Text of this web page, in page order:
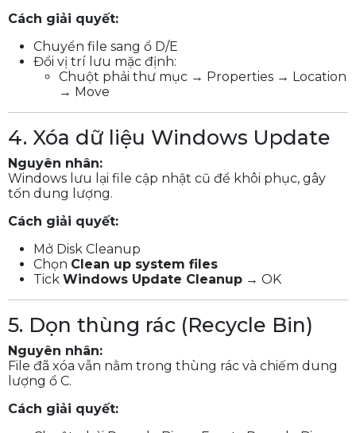
Cách giải quyết:
Chuyển file sang ổ D/E
Đổi vị trí lưu mặc định:
Chuột phải thư mục → Properties → Location
→ Move
4. Xóa dữ liệu Windows Update
Nguyên nhân:
Windows lưu lại file cập nhật cũ để khôi phục, gây
tốn dung lượng.
Cách giải quyết:
Mở Disk Cleanup
Chọn Clean up system files
Tick Windows Update Cleanup → OK
5. Dọn thùng rác (Recycle Bin)
Nguyên nhân:
File đã xóa vẫn nằm trong thùng rác và chiếm dung
lượng ổ C.
Cách giải quyết: